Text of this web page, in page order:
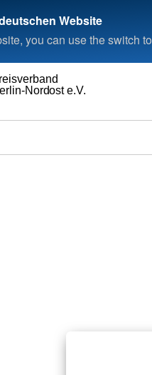
Website
you can use the switch
Nordost e.V.